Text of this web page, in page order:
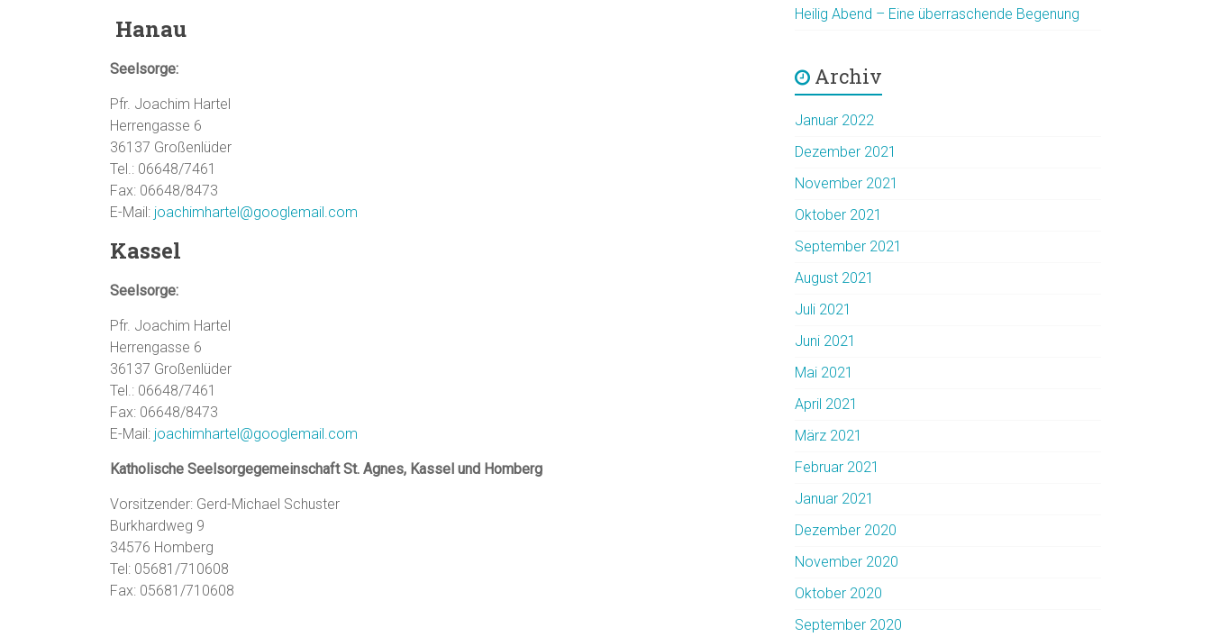
Hanau
Seelsorge:
Pfr. Joachim Hartel
Herrengasse 6
36137 Großenlüder
Tel.: 06648/7461
Fax: 06648/8473
E-Mail: joachimhartel@googlemail.com
Kassel
Seelsorge:
Pfr. Joachim Hartel
Herrengasse 6
36137 Großenlüder
Tel.: 06648/7461
Fax: 06648/8473
E-Mail: joachimhartel@googlemail.com
Katholische Seelsorgegemeinschaft St. Agnes, Kassel und Homberg
Vorsitzender: Gerd-Michael Schuster
Burkhardweg 9
34576 Homberg
Tel: 05681/710608
Fax: 05681/710608
Heilig Abend – Eine überraschende Begenung
Archiv
Januar 2022
Dezember 2021
November 2021
Oktober 2021
September 2021
August 2021
Juli 2021
Juni 2021
Mai 2021
April 2021
März 2021
Februar 2021
Januar 2021
Dezember 2020
November 2020
Oktober 2020
September 2020